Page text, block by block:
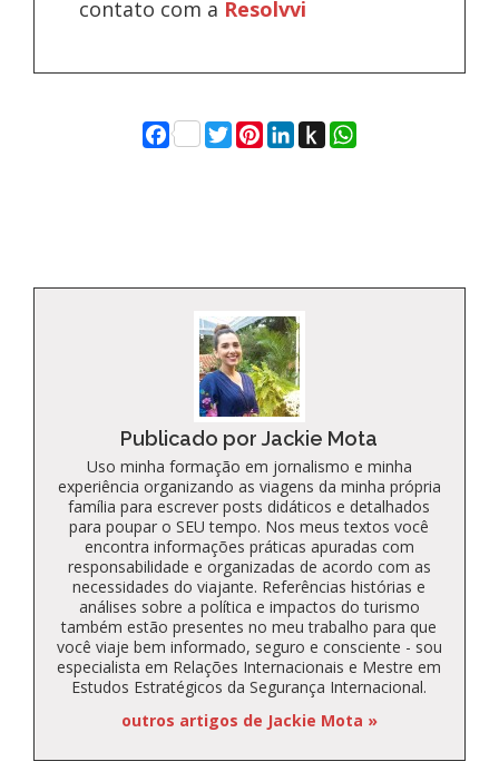
contato com a Resolvvi
Facebook
Twitter
Pinterest
LinkedIn
Push
to
WhatsApp
Publicado por Jackie Mota
Uso minha formação em jornalismo e minha
experiência organizando as viagens da minha própria
família para escrever posts didáticos e detalhados
para poupar o SEU tempo. Nos meus textos você
encontra informações práticas apuradas com
responsabilidade e organizadas de acordo com as
necessidades do viajante. Referências histórias e
análises sobre a política e impactos do turismo
também estão presentes no meu trabalho para que
você viaje bem informado, seguro e consciente - sou
especialista em Relações Internacionais e Mestre em
Estudos Estratégicos da Segurança Internacional.
outros artigos de Jackie Mota »